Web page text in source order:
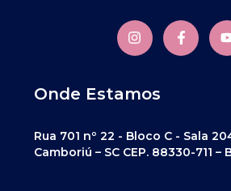
Onde Estamos
Rua 701 nº 22 - Bloco C - Sala
Camboriú – SC CEP. 88330-711 –